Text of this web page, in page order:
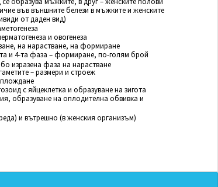
във външните белези в мъжките и женските
от даден вид)
и овогенеза
на нарастване, на формиране
и 4-та фаза – формиране, по-голям брой
изразена фаза на нарастване
– размери и строеж
с яйцеклетка и образуване на зигота
образуване на оплодителна обвивка и
и вътрешно (в женския организъм)